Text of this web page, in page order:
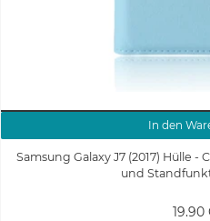
In den
Samsung Galaxy J7 (2017) Hülle
und
19.90